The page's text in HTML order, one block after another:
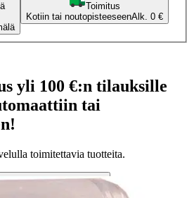
Toimitus
Kotiin tai noutopisteeseenAlk. 0 €
yli 100 €:n tilauksille
tai
toimitettavia tuotteita.